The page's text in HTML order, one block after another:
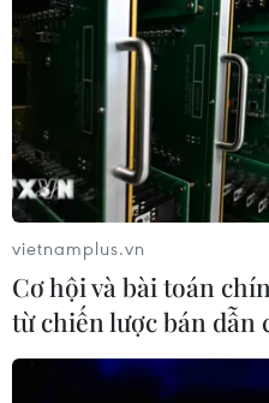
vietnamplus.vn
Cơ hội và bài toán
từ chiến lược bán dẫn